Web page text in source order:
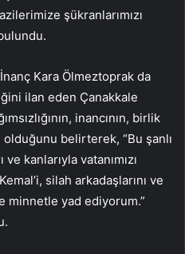
şükranlarımızı
Kara Ölmeztoprak da
ilan eden Çanakkale
inancının, birlik
belirterek, “Bu şanlı
kanlarıyla vatanımızı
silah arkadaşlarını ve
minnetle yad ediyorum.”